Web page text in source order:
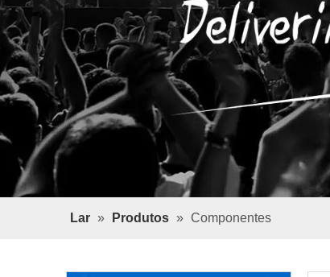
Lar » Produtos » Componentes